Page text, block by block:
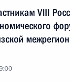
VIII